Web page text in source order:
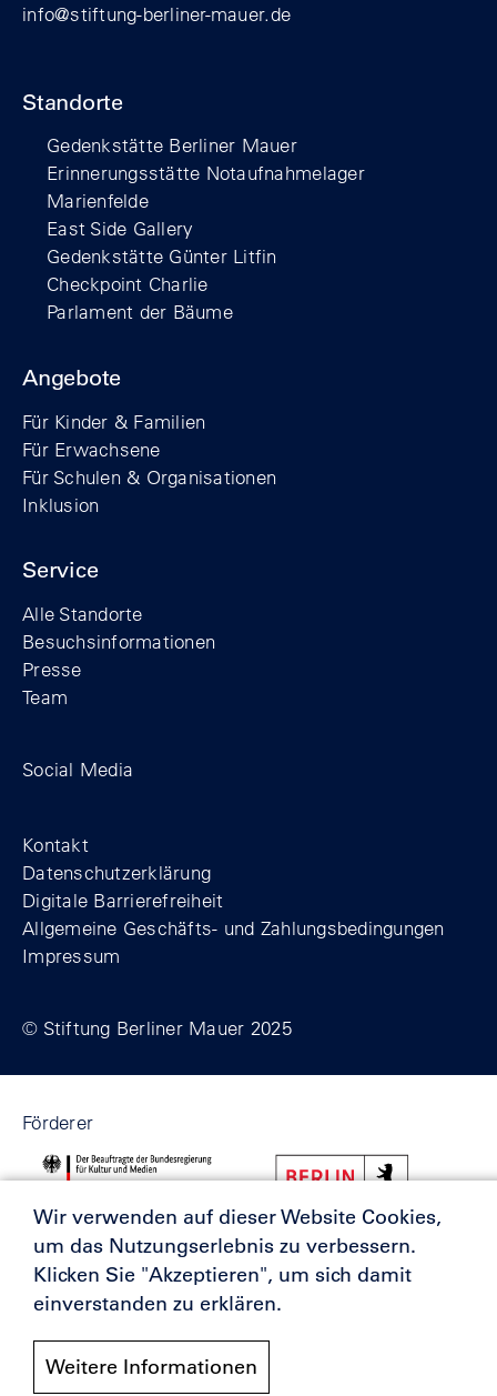
info@stiftung-berliner-mauer.de
Standorte
Gedenkstätte Berliner Mauer
Erinnerungsstätte Notaufnahmelager
Marienfelde
East Side Gallery
Gedenkstätte Günter Litfin
Checkpoint Charlie
Parlament der Bäume
Angebote
Für Kinder & Familien
Für Erwachsene
Für Schulen & Organisationen
Inklusion
Service
Alle Standorte
Besuchsinformationen
Presse
Team
Social Media
Kontakt
Datenschutzerklärung
Digitale Barrierefreiheit
Allgemeine Geschäfts- und Zahlungsbedingungen
Impressum
© Stiftung Berliner Mauer 2025
Förderer
Wir verwenden auf dieser Website Cookies,
um das Nutzungserlebnis zu verbessern.
Klicken Sie "Akzeptieren", um sich damit
einverstanden zu erklären.
Weitere Informationen